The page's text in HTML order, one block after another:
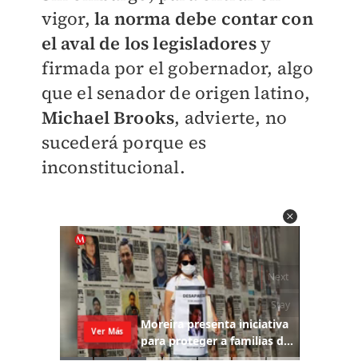
vigor, la norma debe contar con
el aval de los legisladoresy
firmada por el gobernador, algo
que el senador de origen latino,
Michael Brooks, advierte, no
sucederá porque es
inconstitucional.